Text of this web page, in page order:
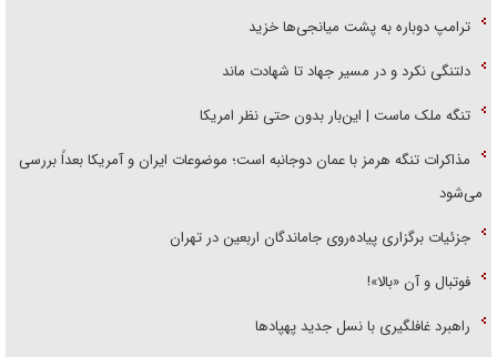
ترامپ دوباره به پشت میانجی‌ها خزید
دلتنگی نکرد و در مسیر جهاد تا شهادت ماند
تنگه ملک ماست | این‌بار بدون حتی نظر امریکا
مذاکرات تنگه هرمز با عمان دوجانبه است؛ موضوعات ایران و آمریکا بعداً بررسی
می‌شود
جزئیات برگزاری پیاده‌روی جاماندگان اربعین در تهران
فوتبال و آن «بالا»!
راهبرد غافلگیری با نسل جدید پهپاد‌ها